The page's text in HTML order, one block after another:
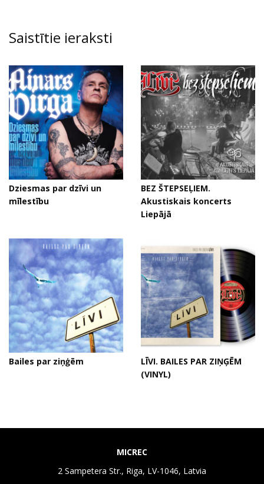
Saistītie ieraksti
Dziesmas par dzīvi un
mīlestību
BEZ ŠTEPSEĻIEM.
Akustiskais koncerts
Liepājā
Bailes par ziņģēm
LĪVI. BAILES PAR ZIŅĢĒM
(VINYL)
MICREC
2 Sampetera Str., Riga, LV-1046, Latvia